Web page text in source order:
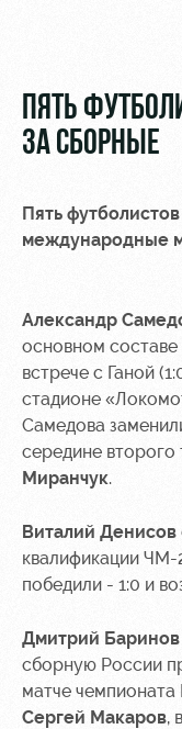
МГН
РЖД
Организация
мероприятий
Аренда
полей
Аренда
площадей
Ледовый
дворец
Занятия
Локо
Как
ПЯТЬ
ЗА СБОРНЫЕ
Пять
международные
Александр
основном
встрече с Ганой
стадионе
Самедова
середине
Миранчук.
Виталий Денисов
квалификации ЧМ-
победили - 1:0 и
Дмитрий Баринов
сборную России
матче чемпионата
Сергей Макаров,